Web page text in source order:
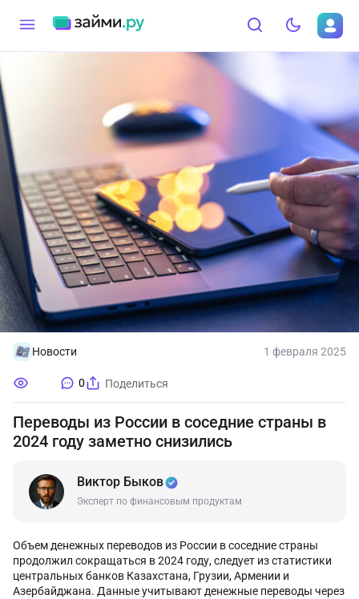
Новости 1 февраля 2025
0 Поделиться
Переводы из России в соседние страны в
2024 году заметно снизились
Виктор Быков
Эксперт по финансовым продуктам
Объем денежных переводов из России в соседние страны
продолжил сокращаться в 2024 году, следует из статистики
центральных банков Казахстана, Грузии, Армении и
Азербайджана. Данные учитывают денежные переводы через